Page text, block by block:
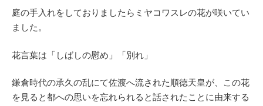
庭の手入れをしておりましたらミヤコワスレの花が咲いてい
ました。
花言葉は「しばしの慰め」「別れ」
鎌倉時代の承久の乱にて佐渡へ流された順徳天皇が、この花
を見ると都への思いを忘れられると話されたことに由来する